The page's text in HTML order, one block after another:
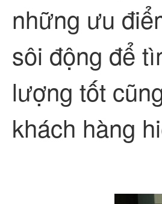
những ưu
sôi động để
lượng tốt
khách hàng